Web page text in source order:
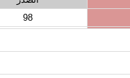
98
106
110